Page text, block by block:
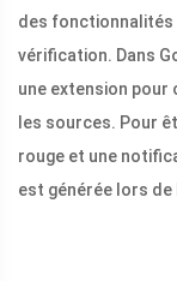
des fonctionnalités
vérification. Dans
une extension
les sources. Pour
rouge et une
est générée lors